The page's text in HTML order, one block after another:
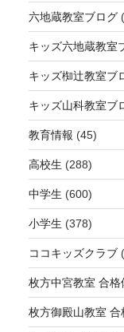
六地蔵教室ブログ
キッズ六地蔵教室
キッズ椥辻教室ブ
キッズ山科教室ブ
教育情報 (45)
高校生 (288)
中学生 (600)
小学生 (378)
ココキッズクラブ
枚方中宮教室 合格
枚方御殿山教室 合